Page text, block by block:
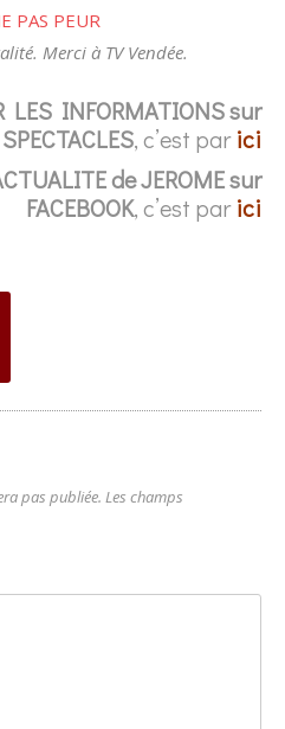
Merci à TV Vendée.
LES INFORMATIONS sur
, c’est parici
de JEROME sur
FACEBOOK, c’est parici
pas publiée. Les champs